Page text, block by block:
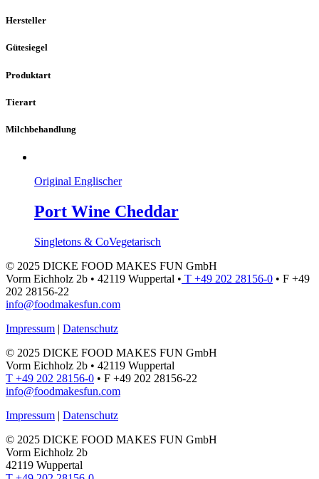
Hersteller
Gütesiegel
Produktart
Tierart
Milchbehandlung
Original Englischer
Port Wine Cheddar
Singletons & CoVegetarisch
© 2025 DICKE FOOD MAKES FUN GmbH
Vorm Eichholz 2b • 42119 Wuppertal • T +49 202 28156-0 • F +49
202 28156-22
info@foodmakesfun.com
Impressum | Datenschutz
© 2025 DICKE FOOD MAKES FUN GmbH
Vorm Eichholz 2b • 42119 Wuppertal
T +49 202 28156-0 • F +49 202 28156-22
info@foodmakesfun.com
Impressum | Datenschutz
© 2025 DICKE FOOD MAKES FUN GmbH
Vorm Eichholz 2b
42119 Wuppertal